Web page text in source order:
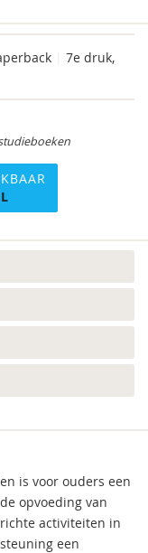
7e druk,
is voor ouders een
opvoeding van
activiteiten in
een